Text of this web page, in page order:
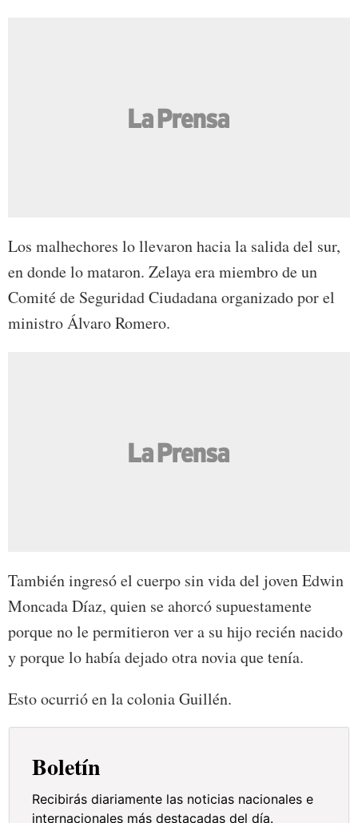
Los malhechores lo llevaron hacia la salida del sur,
en donde lo mataron. Zelaya era miembro de un
Comité de Seguridad Ciudadana organizado por el
ministro Álvaro Romero.
También ingresó el cuerpo sin vida del joven Edwin
Moncada Díaz, quien se ahorcó supuestamente
porque no le permitieron ver a su hijo recién nacido
y porque lo había dejado otra novia que tenía.
Esto ocurrió en la colonia Guillén.
Boletín
Recibirás diariamente las noticias nacionales e
internacionales más destacadas del día.